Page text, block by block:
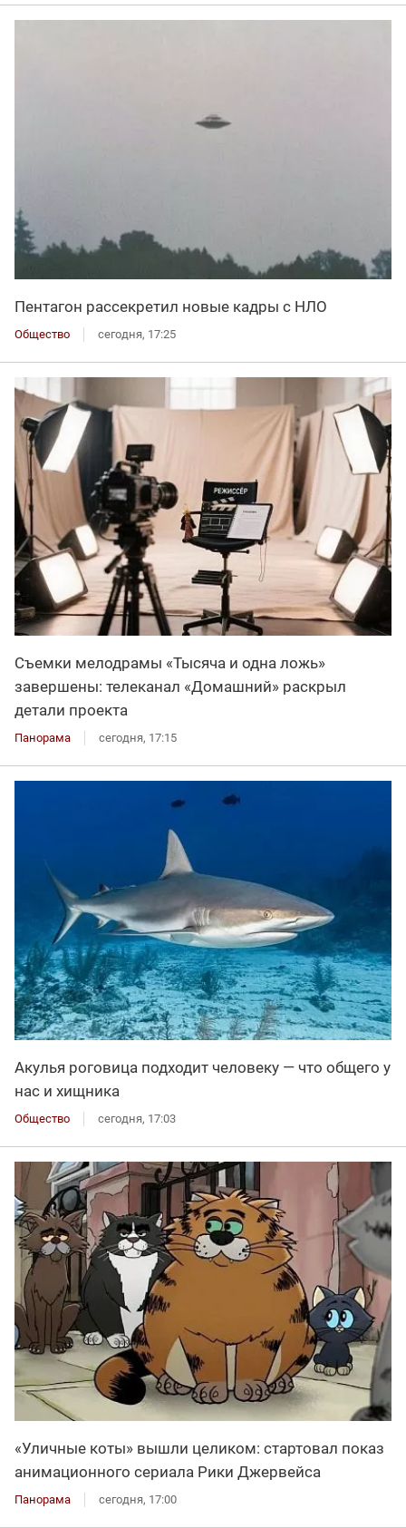
Пентагон рассекретил новые кадры с НЛО
Общество сегодня, 17:25
Съемки мелодрамы «Тысяча и одна ложь»
завершены: телеканал «Домашний» раскрыл
детали проекта
Панорама сегодня, 17:15
Акулья роговица подходит человеку — что общего у
нас и хищника
Общество сегодня, 17:03
«Уличные коты» вышли целиком: стартовал показ
анимационного сериала Рики Джервейса
Панорама сегодня, 17:00